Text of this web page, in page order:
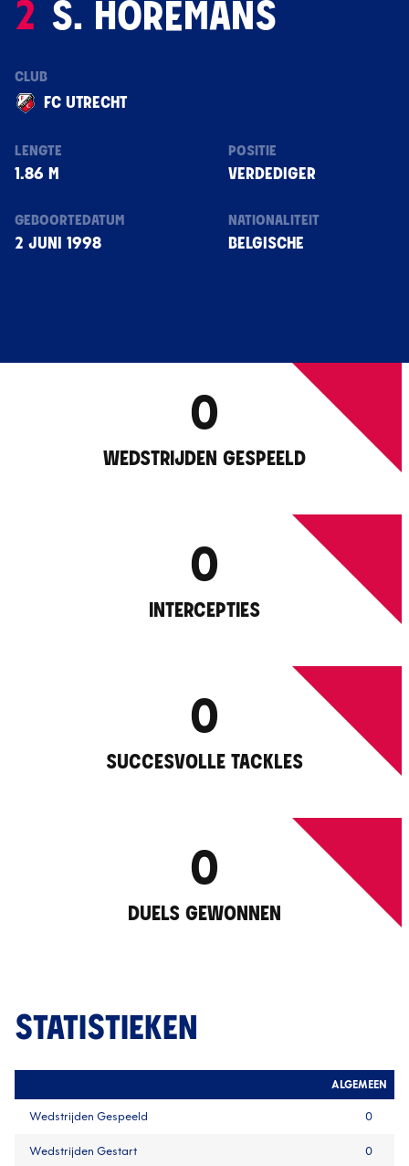
2 S. HOREMANS
CLUB
FC UTRECHT
LENGTE
1.86 M
POSITIE
VERDEDIGER
GEBOORTEDATUM
2 JUNI 1998
NATIONALITEIT
BELGISCHE
0
WEDSTRIJDEN GESPEELD
0
INTERCEPTIES
0
SUCCESVOLLE TACKLES
0
DUELS GEWONNEN
STATISTIEKEN
ALGEMEEN
Wedstrijden Gespeeld 0
Wedstrijden Gestart 0